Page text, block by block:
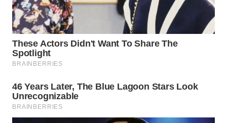
WN
TAPANULI
TENGAH
WN DELI
WN
TEBING